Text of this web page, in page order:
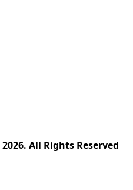
2026. All Rights Reserved